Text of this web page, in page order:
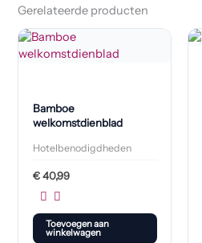
Gerelateerde producten
Bamboe
welkomstdienblad
Hotelbenodigdheden
€40,99
Toevoegen aan
winkelwagen